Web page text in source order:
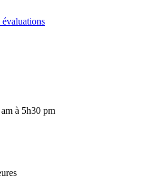
évaluations
à 5h30 pm